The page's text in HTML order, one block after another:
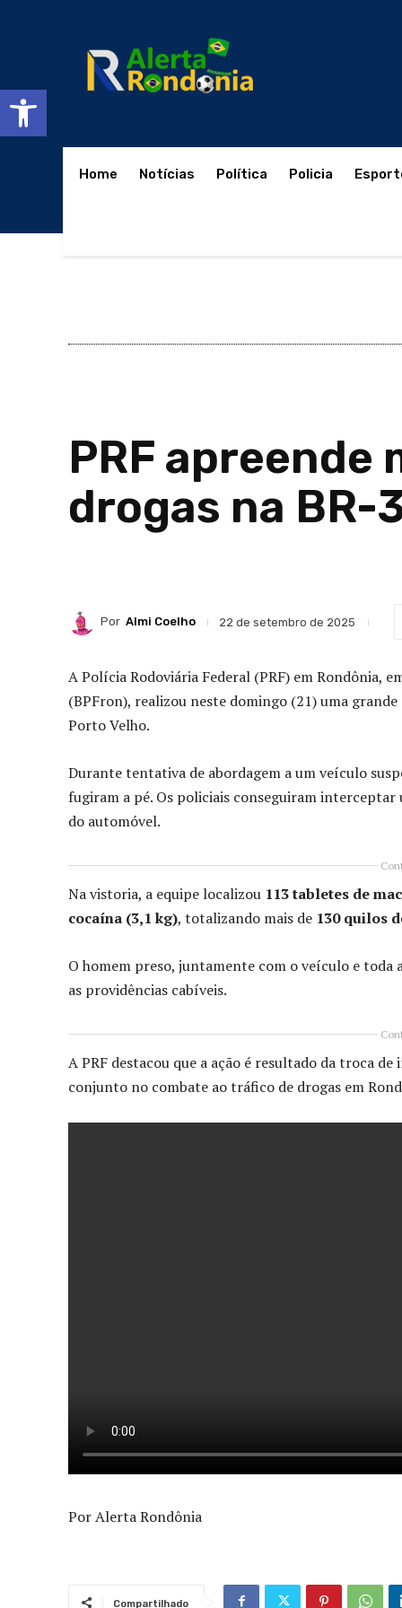
Abrir a barra de ferramentas
Home Notícias Política Policia
PRF apreende
drogas na BR-
Por Almi Coelho 22 de setembro de 2025
A Polícia Rodoviária Federal (PRF) em Rondônia,
(BPFron), realizou neste domingo (21) uma
Porto Velho.
Durante tentativa de abordagem a um veículo
fugiram a pé. Os policiais conseguiram
do automóvel.
Na vistoria, a equipe localizou 113 tabletes de
cocaína (3,1 kg), totalizando mais de 130 quilos
O homem preso, juntamente com o veículo e toda
as providências cabíveis.
A PRF destacou que a ação é resultado da troca
conjunto no combate ao tráfico de drogas em
Por Alerta Rondônia
Compartilhado